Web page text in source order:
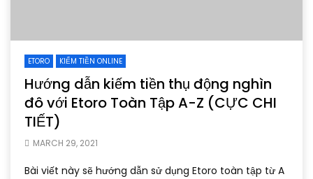
ETORO KIẾM TIỀN ONLINE
Hướng dẫn kiếm tiền thụ động nghìn
đô với Etoro Toàn Tập A-Z (CỰC CHI
TIẾT)
MARCH 29, 2021
Bài viết này sẽ hướng dẫn sử dụng Etoro toàn tập từ A